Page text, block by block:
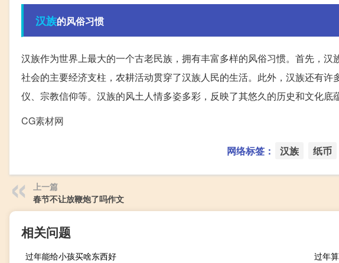
汉族的风俗习惯
汉族作为世界上最大的一个古老民族，拥有丰富多样的风俗习惯。首先，
社会的主要经济支柱，农耕活动贯穿了汉族人民的生活。此外，汉族还有
仪、宗教信仰等。汉族的风土人情多姿多彩，反映了其悠久的历史和文化底蕴
CG素材网
网络标签： 汉族 纸币
上一篇
春节不让放鞭炮了吗作文
相关问题
过年能给小孩买啥东西好 过年